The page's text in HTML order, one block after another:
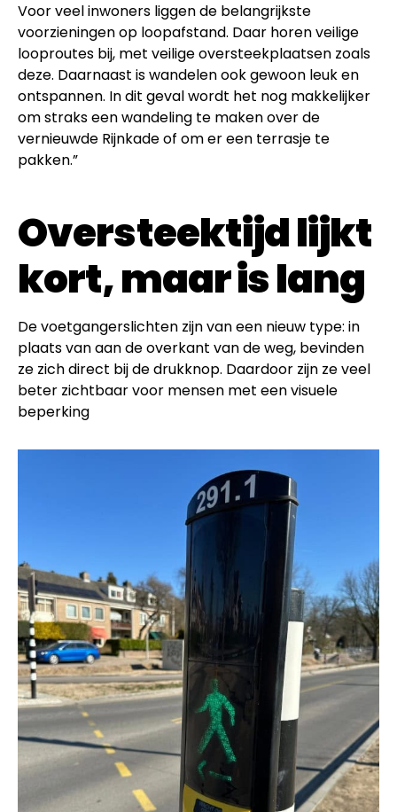
Voor veel inwoners liggen de belangrijkste
voorzieningen op loopafstand. Daar horen veilige
looproutes bij, met veilige oversteekplaatsen zoals
deze. Daarnaast is wandelen ook gewoon leuk en
ontspannen. In dit geval wordt het nog makkelijker
om straks een wandeling te maken over de
vernieuwde Rijnkade of om er een terrasje te
pakken.”
Oversteektijd lijkt
kort, maar is lang
De voetgangerslichten zijn van een nieuw type: in
plaats van aan de overkant van de weg, bevinden
ze zich direct bij de drukknop. Daardoor zijn ze veel
beter zichtbaar voor mensen met een visuele
beperking